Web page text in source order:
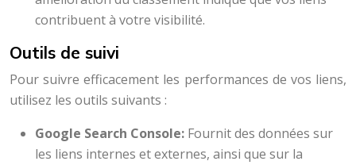
contribuent à votre visibilité.
Outils de suivi
Pour suivre efficacement les performances de vos liens,
utilisez les outils suivants :
Google Search Console: Fournit des données sur
les liens internes et externes, ainsi que sur la